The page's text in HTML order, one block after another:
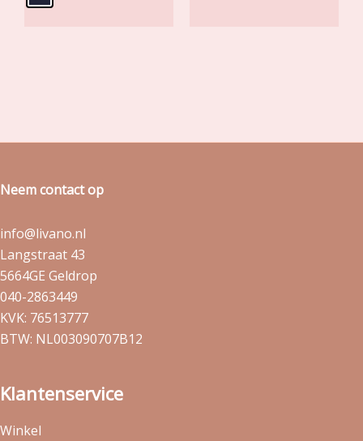
Neem contact op
info@livano.nl
Langstraat 43
5664GE Geldrop
040-2863449
KVK: 76513777
BTW: NL003090707B12
Klantenservice
Winkel